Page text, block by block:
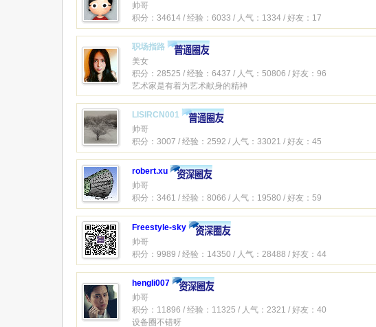
帅哥
积分：34614 / 经验：6033 / 人气：1334 / 好友：17
职场指路
美女
积分：28525 / 经验：6437 / 人气：50806 / 好友：96
艺术家是有着为艺术献身的精神
LISIRCN001
帅哥
积分：3007 / 经验：2592 / 人气：33021 / 好友：45
robert.xu
帅哥
积分：3461 / 经验：8066 / 人气：19580 / 好友：59
Freestyle-sky
帅哥
积分：9989 / 经验：14350 / 人气：28488 / 好友：44
hengli007
帅哥
积分：11896 / 经验：11325 / 人气：2321 / 好友：40
设备圈不错呀